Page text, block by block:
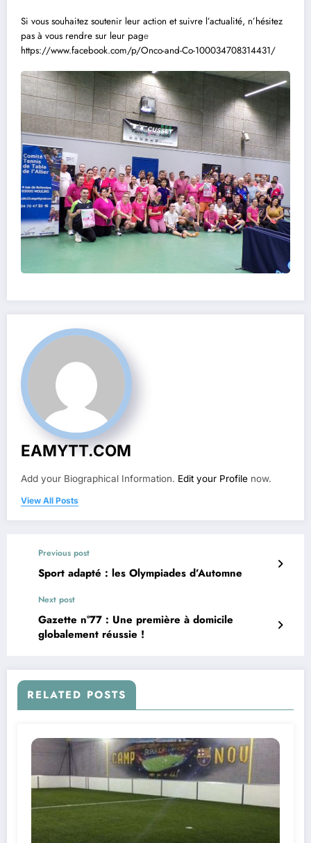
Si vous souhaitez soutenir leur action et suivre l’actualité, n’hésitez
pas à vous rendre sur leur page
https://www.facebook.com/p/Onco-and-Co-100034708314431/
EAMYTT.COM
Add your Biographical Information. Edit your Profile now.
View All Posts
Previous post
Sport adapté : les Olympiades d’Automne
Next post
Gazette n°77 : Une première à domicile
globalement réussie !
RELATED POSTS